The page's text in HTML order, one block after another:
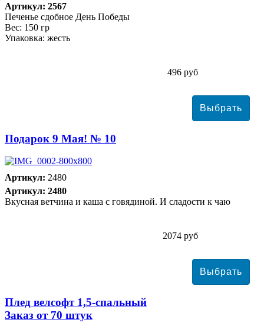
Артикул: 2567
Печенье сдобное День Победы
Вес: 150 гр
Упаковка: жесть
496 руб
Подарок 9 Мая! № 10
Артикул: 2480
Артикул: 2480
Вкусная ветчина и каша с говядиной. И сладости к чаю
2074 руб
Плед велсофт 1,5-спальный
Заказ от 70 штук